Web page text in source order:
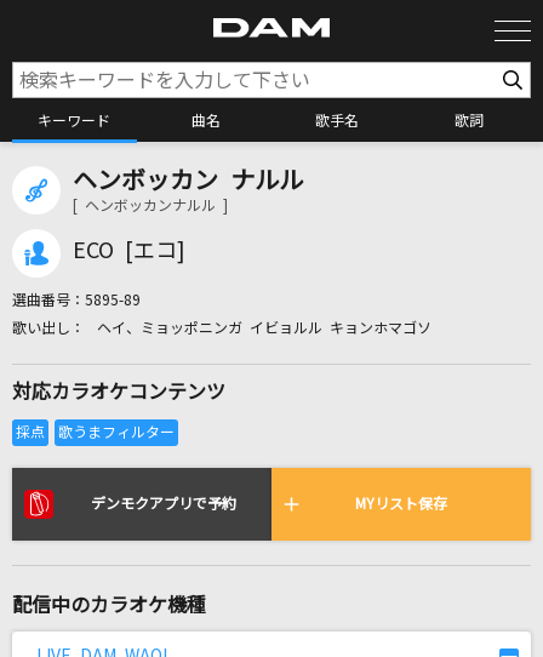
キーワード 曲名 歌手名 歌詞
カラオケ検索
リアルタイムで歌われている曲の一覧
オトノケ
ヘンボッカン ナルル
[ ヘンボッカンナルル ]
ECO [エコ]
選曲番号： 5895-89
ヘイ、ミョッポニンガ イビョルル キョンホマゴソ
対応カラオケコンテンツ
デンモクアプリで予約 MYリスト保存
配信中のカラオケ機種